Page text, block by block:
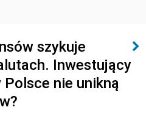
szykuje
Inwestujący
nie unikną